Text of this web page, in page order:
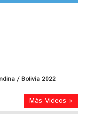
/ Bolivia 2022
Más Videos »